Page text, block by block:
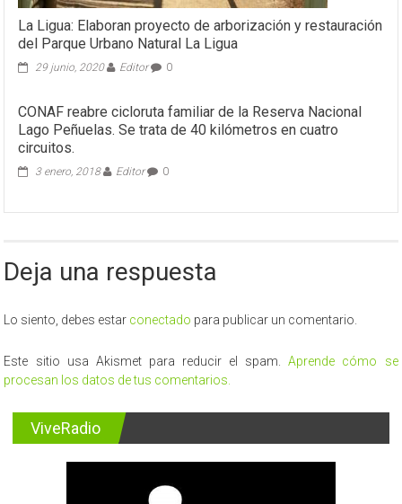
La Ligua: Elaboran proyecto de arborización y restauración
del Parque Urbano Natural La Ligua
29 junio, 2020 Editor 0
CONAF reabre cicloruta familiar de la Reserva Nacional
Lago Peñuelas. Se trata de 40 kilómetros en cuatro
circuitos.
3 enero, 2018 Editor 0
Deja una respuesta
Lo siento, debes estar conectado para publicar un comentario.
Este sitio usa Akismet para reducir el spam.Aprende cómo se
procesan los datos de tus comentarios.
ViveRadio